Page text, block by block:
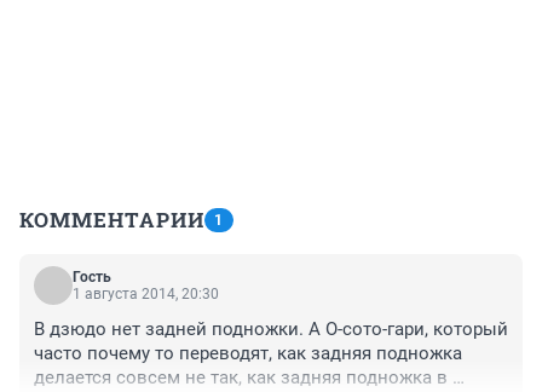
КОММЕНТАРИИ 1
Гость
1 августа 2014, 20:30
В дзюдо нет задней подножки. А О-сото-гари, который
часто почему то переводят, как задняя подножка
делается совсем не так, как задняя подножка в